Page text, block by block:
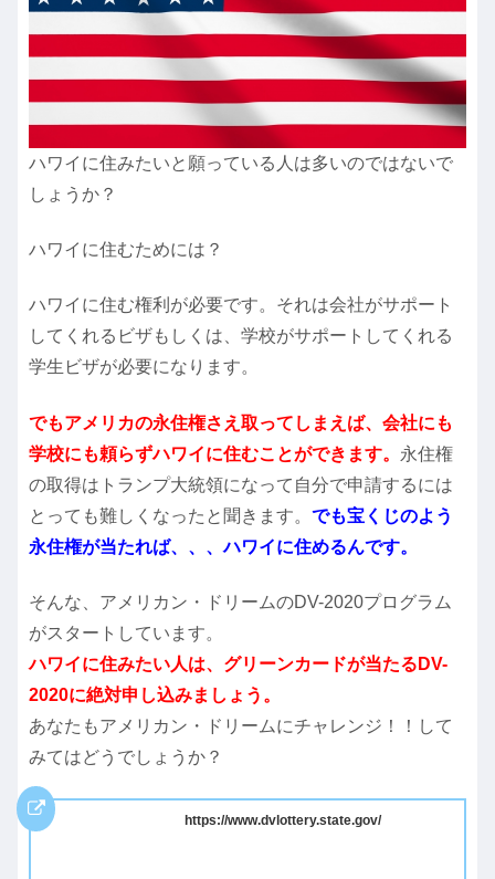
ハワイに住みたいと願っている人は多いのではないで
しょうか？
ハワイに住むためには？
ハワイに住む権利が必要です。それは会社がサポート
してくれるビザもしくは、学校がサポートしてくれる
学生ビザが必要になります。
でもアメリカの永住権さえ取ってしまえば、会社にも
学校にも頼らずハワイに住むことができます。 永住権
の取得はトランプ大統領になって自分で申請するには
とっても難しくなったと聞きます。 でも宝くじのよう
永住権が当たれば、、、ハワイに住めるんです。
そんな、アメリカン・ドリームのDV-2020プログラム
がスタートしています。
ハワイに住みたい人は、グリーンカードが当たるDV-
2020に絶対申し込みましょう。
あなたもアメリカン・ドリームにチャレンジ！！して
みてはどうでしょうか？
https://www.dvlottery.state.gov/